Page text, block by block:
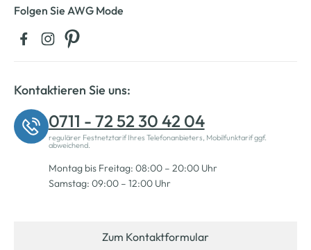
Folgen Sie AWG Mode
Kontaktieren Sie uns:
0711 - 72 52 30 42 04
regulärer Festnetztarif Ihres Telefonanbieters, Mobilfunktarif ggf.
abweichend.
Montag bis Freitag: 08:00 – 20:00 Uhr
Samstag: 09:00 – 12:00 Uhr
Zum Kontaktformular